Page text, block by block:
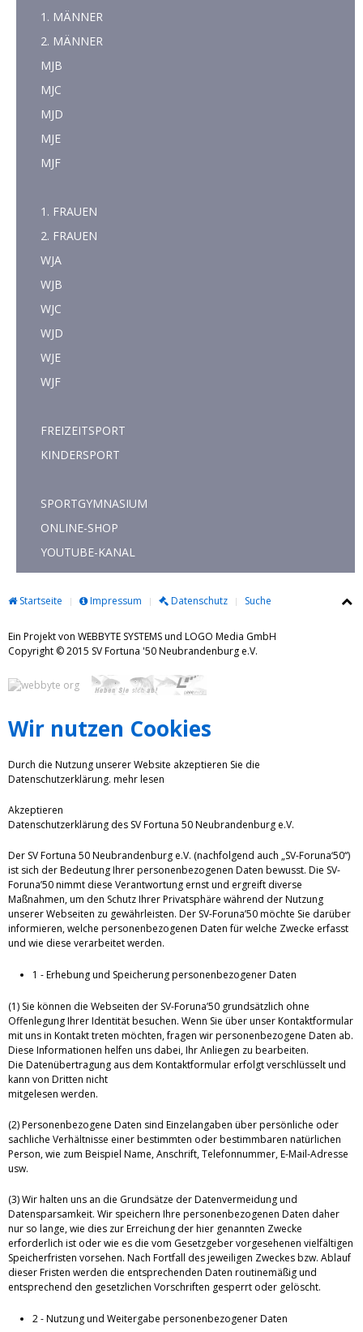
1. MÄNNER
2. MÄNNER
MJB
MJC
MJD
MJE
MJF
1. FRAUEN
2. FRAUEN
WJA
WJB
WJC
WJD
WJE
WJF
FREIZEITSPORT
KINDERSPORT
SPORTGYMNASIUM
ONLINE-SHOP
YOUTUBE-KANAL
Startseite Impressum Datenschutz Suche
Ein Projekt von WEBBYTE SYSTEMS und LOGO Media GmbH
Copyright © 2015 SV Fortuna '50 Neubrandenburg e.V.
Wir nutzen Cookies
Durch die Nutzung unserer Website akzeptieren Sie die
Datenschutzerklärung. mehr lesen
Akzeptieren
Datenschutzerklärung des SV Fortuna 50 Neubrandenburg e.V.
Der SV Fortuna 50 Neubrandenburg e.V. (nachfolgend auch „SV-Foruna‘50“)
ist sich der Bedeutung Ihrer personenbezogenen Daten bewusst. Die SV-
Foruna’50 nimmt diese Verantwortung ernst und ergreift diverse
Maßnahmen, um den Schutz Ihrer Privatsphäre während der Nutzung
unserer Webseiten zu gewährleisten. Der SV-Foruna’50 möchte Sie darüber
informieren, welche personenbezogenen Daten für welche Zwecke erfasst
und wie diese verarbeitet werden.
1 - Erhebung und Speicherung personenbezogener Daten
(1) Sie können die Webseiten der SV-Foruna’50 grundsätzlich ohne
Offenlegung Ihrer Identität besuchen. Wenn Sie über unser Kontaktformular
mit uns in Kontakt treten möchten, fragen wir personenbezogene Daten ab.
Diese Informationen helfen uns dabei, Ihr Anliegen zu bearbeiten.
Die Datenübertragung aus dem Kontaktformular erfolgt verschlüsselt und
kann von Dritten nicht
mitgelesen werden.
(2) Personenbezogene Daten sind Einzelangaben über persönliche oder
sachliche Verhältnisse einer bestimmten oder bestimmbaren natürlichen
Person, wie zum Beispiel Name, Anschrift, Telefonnummer, E-Mail-Adresse
usw.
(3) Wir halten uns an die Grundsätze der Datenvermeidung und
Datensparsamkeit. Wir speichern Ihre personenbezogenen Daten daher
nur so lange, wie dies zur Erreichung der hier genannten Zwecke
erforderlich ist oder wie es die vom Gesetzgeber vorgesehenen vielfältigen
Speicherfristen vorsehen. Nach Fortfall des jeweiligen Zweckes bzw. Ablauf
dieser Fristen werden die entsprechenden Daten routinemäßig und
entsprechend den gesetzlichen Vorschriften gesperrt oder gelöscht.
2 - Nutzung und Weitergabe personenbezogener Daten